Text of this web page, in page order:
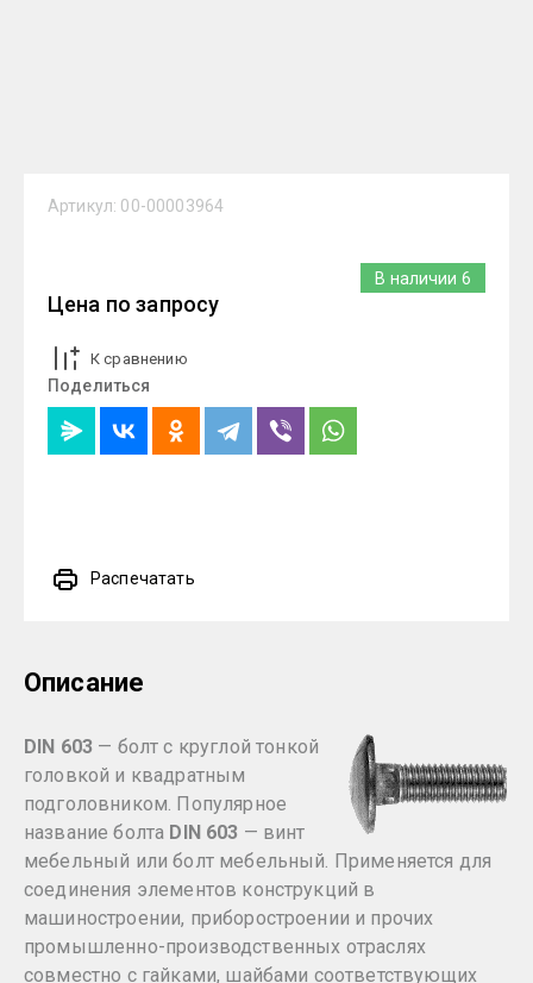
Артикул: 00-00003964
В наличии 6
Цена по запросу
К сравнению
Поделиться
Распечатать
Описание
DIN 603 — болт с круглой тонкой
головкой и квадратным
подголовником. Популярное
название болта DIN 603 — винт
мебельный или болт мебельный. Применяется для
соединения элементов конструкций в
машиностроении, приборостроении и прочих
промышленно-производственных отраслях
совместно с гайками, шайбами соответствующих